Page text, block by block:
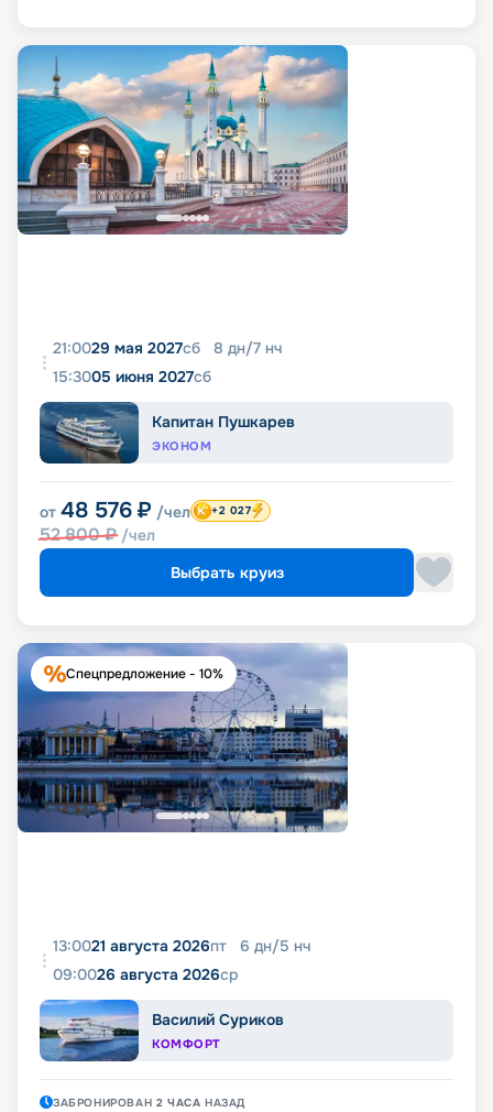
21:0029 мая 2027сб 8 дн/7 нч
15:3005 июня 2027сб
Капитан Пушкарев
ЭКОНОМ
от 48 576 ₽ /чел
52 800₽ /чел
+2 027
Выбрать круиз
Спецпредложение - 10%
13:0021 августа 2026пт 6 дн/5 нч
09:0026 августа 2026ср
Василий Суриков
КОМФОРТ
ЗАБРОНИРОВАН 2 ЧАСА НАЗАД